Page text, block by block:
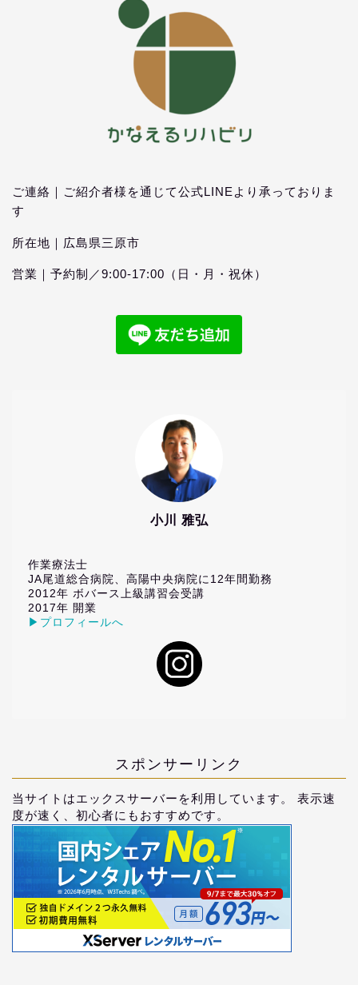
ご連絡｜ご紹介者様を通じて公式LINEより承っておりま
す
所在地｜広島県三原市
営業｜予約制／9:00‐17:00（日・月・祝休）
小川 雅弘
作業療法士
JA尾道総合病院、高陽中央病院に12年間勤務
2012年 ボバース上級講習会受講
2017年 開業
▶プロフィールへ
スポンサーリンク
当サイトはエックスサーバーを利用しています。 表示速
度が速く、初心者にもおすすめです。